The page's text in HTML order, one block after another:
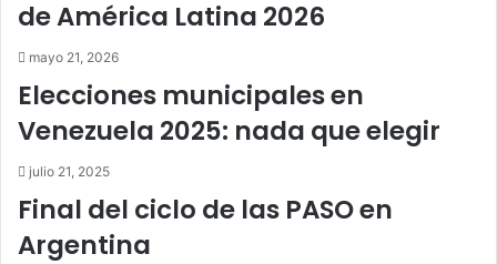
de América Latina 2026
mayo 21, 2026
Elecciones municipales en
Venezuela 2025: nada que elegir
julio 21, 2025
Final del ciclo de las PASO en
Argentina